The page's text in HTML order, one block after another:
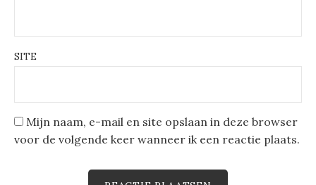
SITE
Mijn naam, e-mail en site opslaan in deze browser
voor de volgende keer wanneer ik een reactie plaats.